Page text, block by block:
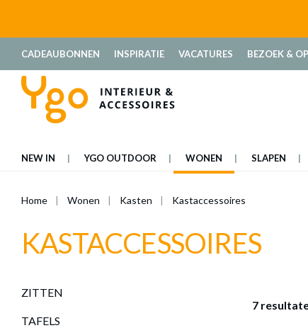
CADEAUBONNEN INSPIRATIE VACATURES BEZOEK &
NEW IN YGO OUTDOOR WONEN SLAPEN
Home Wonen Kasten Kastaccessoires
KASTACCESSOIRES
ZITTEN
TAFELS
7